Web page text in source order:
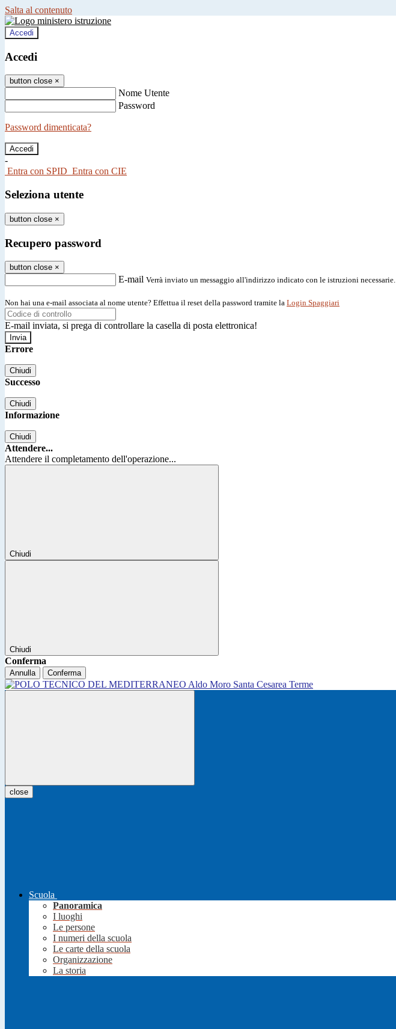
Salta al contenuto
Accedi
Accedi
button close ×
Nome Utente
Password
Password dimenticata?
-
Entra con SPID Entra con CIE
Seleziona utente
button close ×
Recupero password
button close ×
E-mail Verrà inviato un messaggio all'indirizzo indicato con le istruzioni necessarie.
Non hai una e-mail associata al nome utente? Effettua il reset della password tramite la Login Spaggiari
E-mail inviata, si prega di controllare la casella di posta elettronica!
Errore
Chiudi
Successo
Chiudi
Informazione
Chiudi
Attendere...
Attendere il completamento dell'operazione...
Chiudi
Chiudi
Conferma
Annulla Conferma
close
Scuola
Panoramica
I luoghi
Le persone
I numeri della scuola
Le carte della scuola
Organizzazione
La storia